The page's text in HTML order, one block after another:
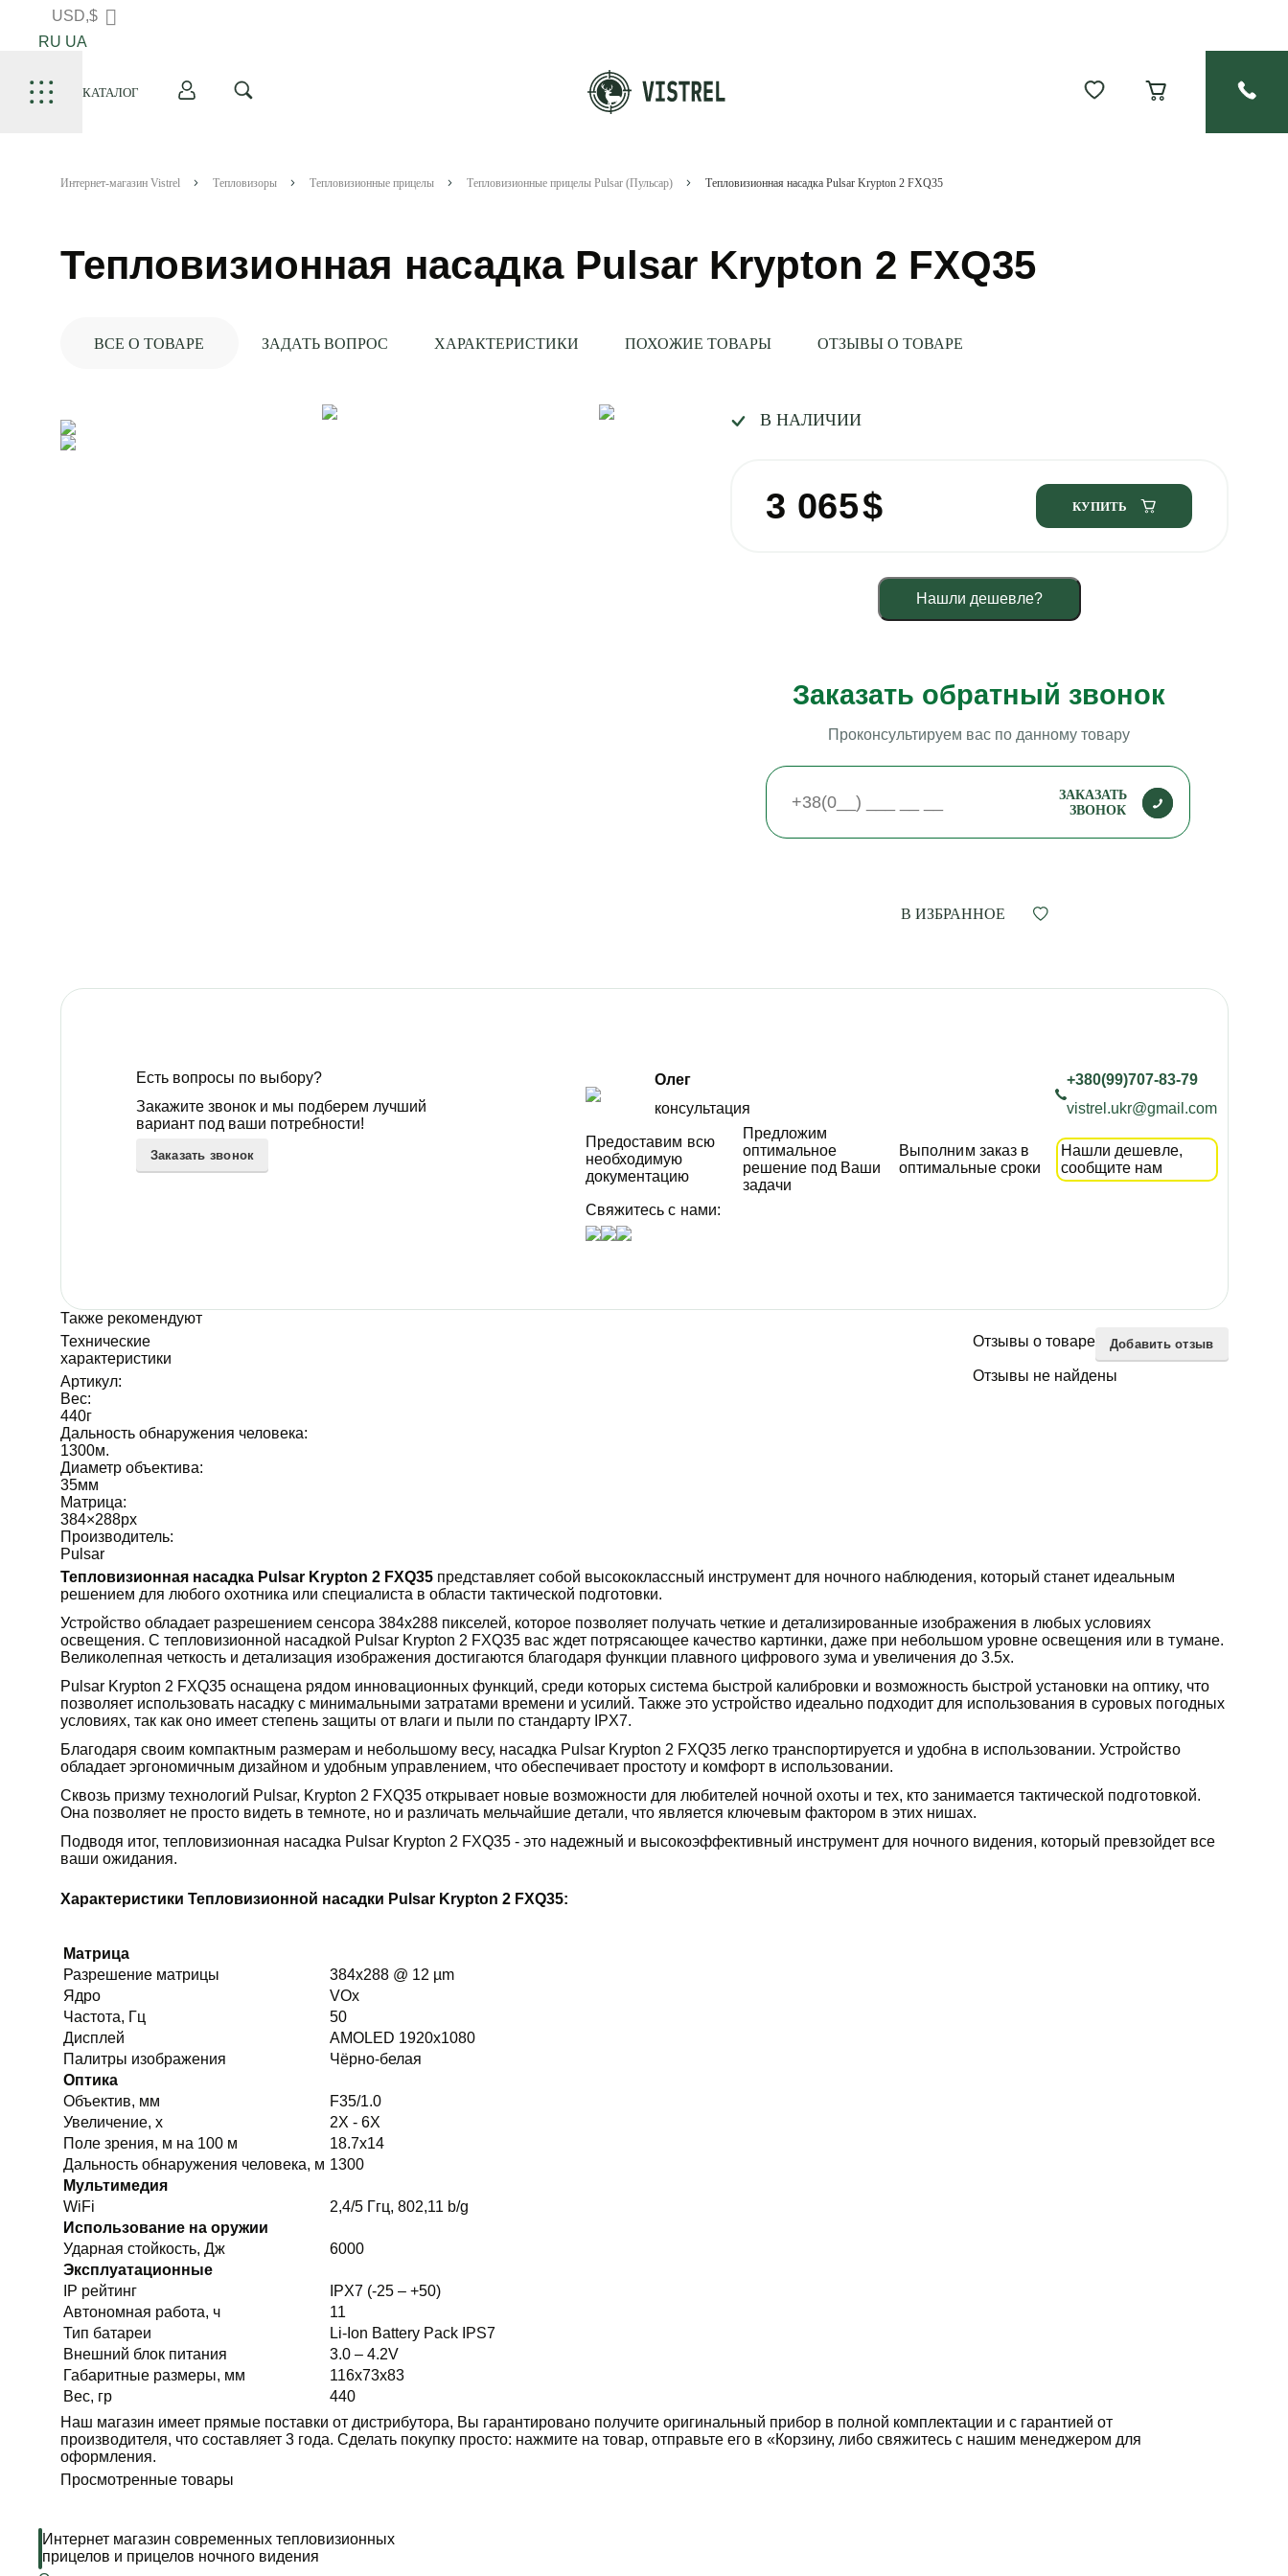
USD,$
RU UA
КАТАЛОГ
Интернет-магазин Vistrel Тепловизоры Тепловизионные прицелы Тепловизионные прицелы Pulsar (Пульсар) Тепловизионная насадка Pulsar Krypton 2 FXQ35
Тепловизионная насадка Pulsar Krypton 2 FXQ35
ВСЕ О ТОВАРЕ ЗАДАТЬ ВОПРОС ХАРАКТЕРИСТИКИ ПОХОЖИЕ ТОВАРЫ ОТЗЫВЫ О ТОВАРЕ
В НАЛИЧИИ
3 065$ КУПИТЬ
Нашли дешевле?
Заказать обратный звонок
Проконсультируем вас по данному товару
ЗАКАЗАТЬ
ЗВОНОК
В ИЗБРАННОЕ
Есть вопросы по выбору?
Закажите звонок и мы подберем лучший
вариант под ваши потребности!
Заказать звонок
Олег
консультация
+380(99)707-83-79
vistrel.ukr@gmail.com
Предоставим всю
необходимую
документацию
Предложим
оптимальное
решение под Ваши
задачи
Выполним заказ в
оптимальные сроки
Нашли дешевле,
сообщите нам
Свяжитесь с нами:
Также рекомендуют
Технические
характеристики
Артикул:
Вес:
440г
Дальность обнаружения человека:
1300м.
Диаметр объектива:
35мм
Матрица:
384×288px
Производитель:
Pulsar
Отзывы о товаре Добавить отзыв
Отзывы не найдены
Тепловизионная насадка Pulsar Krypton 2 FXQ35 представляет собой высококлассный инструмент для ночного наблюдения, который станет идеальным
решением для любого охотника или специалиста в области тактической подготовки.
Устройство обладает разрешением сенсора 384x288 пикселей, которое позволяет получать четкие и детализированные изображения в любых условиях
освещения. С тепловизионной насадкой Pulsar Krypton 2 FXQ35 вас ждет потрясающее качество картинки, даже при небольшом уровне освещения или в тумане.
Великолепная четкость и детализация изображения достигаются благодаря функции плавного цифрового зума и увеличения до 3.5x.
Pulsar Krypton 2 FXQ35 оснащена рядом инновационных функций, среди которых система быстрой калибровки и возможность быстрой установки на оптику, что
позволяет использовать насадку с минимальными затратами времени и усилий. Также это устройство идеально подходит для использования в суровых погодных
условиях, так как оно имеет степень защиты от влаги и пыли по стандарту IPX7.
Благодаря своим компактным размерам и небольшому весу, насадка Pulsar Krypton 2 FXQ35 легко транспортируется и удобна в использовании. Устройство
обладает эргономичным дизайном и удобным управлением, что обеспечивает простоту и комфорт в использовании.
Сквозь призму технологий Pulsar, Krypton 2 FXQ35 открывает новые возможности для любителей ночной охоты и тех, кто занимается тактической подготовкой.
Она позволяет не просто видеть в темноте, но и различать мельчайшие детали, что является ключевым фактором в этих нишах.
Подводя итог, тепловизионная насадка Pulsar Krypton 2 FXQ35 - это надежный и высокоэффективный инструмент для ночного видения, который превзойдет все
ваши ожидания.
Характеристики Тепловизионной насадки Pulsar Krypton 2 FXQ35:
Матрица
Разрешение матрицы
384x288 @ 12 µm
Ядро
VOx
Частота, Гц
50
Дисплей
AMOLED 1920x1080
Палитры изображения
Чёрно-белая
Оптика
Объектив, мм
F35/1.0
Увеличение, х
2Х - 6Х
Поле зрения, м на 100 м
18.7х14
Дальность обнаружения человека, м 1300
Мультимедия
WiFi
2,4/5 Ггц, 802,11 b/g
Использование на оружии
Ударная стойкость, Дж
6000
Эксплуатационные
IP рейтинг
IPХ7 (-25 – +50)
Автономная работа, ч
11
Тип батареи
Li-Ion Battery Pack IPS7
Внешний блок питания
3.0 – 4.2V
Габаритные размеры, мм
116х73х83
Вес, гр
440
Наш магазин имеет прямые поставки от дистрибутора, Вы гарантировано получите оригинальный прибор в полной комплектации и с гарантией от
производителя, что составляет 3 года. Сделать покупку просто: нажмите на товар, отправьте его в «Корзину, либо свяжитесь с нашим менеджером для
оформления.
Просмотренные товары
Интернет магазин современных тепловизионных
прицелов и прицелов ночного видения